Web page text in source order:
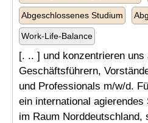
Abgeschlossenes Studium
Work-Life-Balance
[. .. ] und konzentrieren
Geschäftsführern,
und Professionals m/w/d.
ein international agierendes
im Raum Norddeutschland,